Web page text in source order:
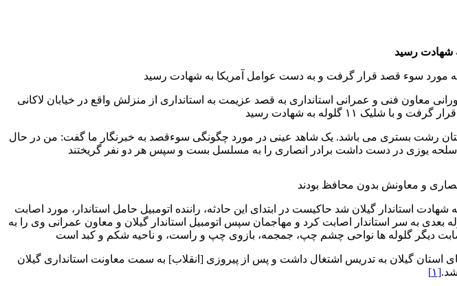
شهادت رسید
مهندس نورانى معاون فنی و عمرانی استانداری به قصد عزیمت به استانداری از منزلش واقع در خیابان لاکانی
رشت بستری می باشد. یک شاهد عینی در مورد چگونگی سوءقصد به خبرنگار ما گفت: من در حال
استاندار گیلان شد حاکیست در ابتدای این حادثه، راننده اتومبیل حامل استاندار، مورد اصابت
به سر استاندار اصابت کرد و مهاجمان سپس اتومبیل استاندار گیلان و معاون عمرانی وی را به
گیلان به تدریس اشتغال داشت و پس از پیروزی [انقلاب] به سمت معاونت استانداری گیلان
[۱]